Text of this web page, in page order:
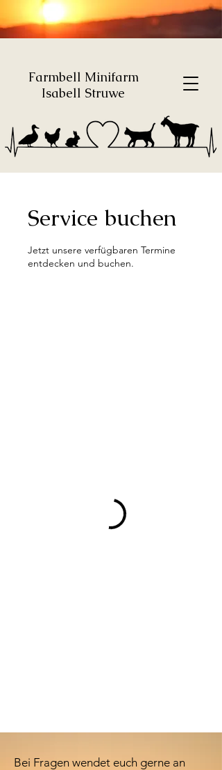
Farmbell Minifarm
Isabell Struwe
Service buchen
Jetzt unsere verfügbaren Termine
entdecken und buchen.
Bei Fragen wendet euch gerne an